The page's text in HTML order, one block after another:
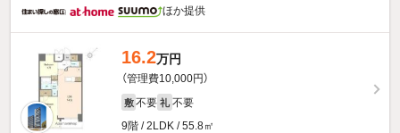
ほか提供
16.2万円
（管理費10,000円）
敷 不要 礼 不要
9階 / 2LDK / 55.8㎡